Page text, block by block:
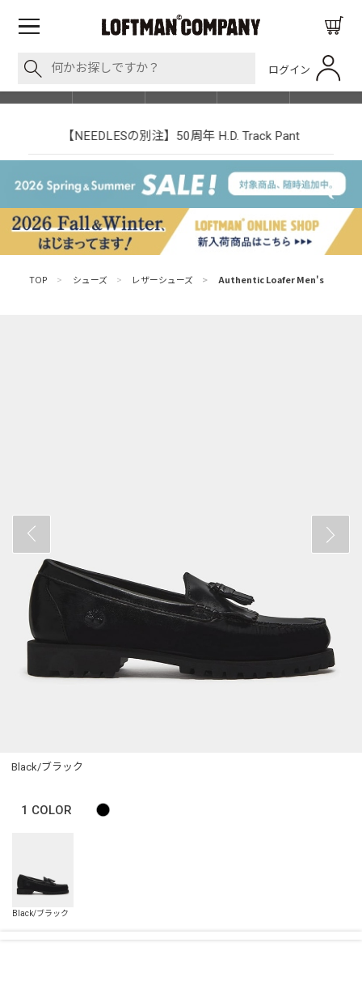
ログイン
SHOP LIST
【NEEDLESの別注】50周年 H.D. Track Pant
TOP > シューズ > レザーシューズ > Authentic Loafer Men's
Black/ブラック
1 COLOR